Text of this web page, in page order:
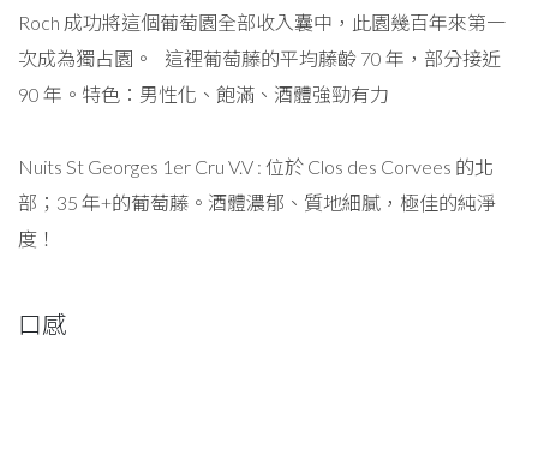
Roch 成功將這個葡萄園全部收入囊中，此園幾百年來第一
次成為獨占園。 這裡葡萄藤的平均藤齡 70 年，部分接近
90 年。特色：男性化、飽滿、酒體強勁有力
Nuits St Georges 1er Cru V.V : 位於 Clos des Corvees 的北
部；35 年+的葡萄藤。酒體濃郁、質地細膩，極佳的純淨
度！
口感